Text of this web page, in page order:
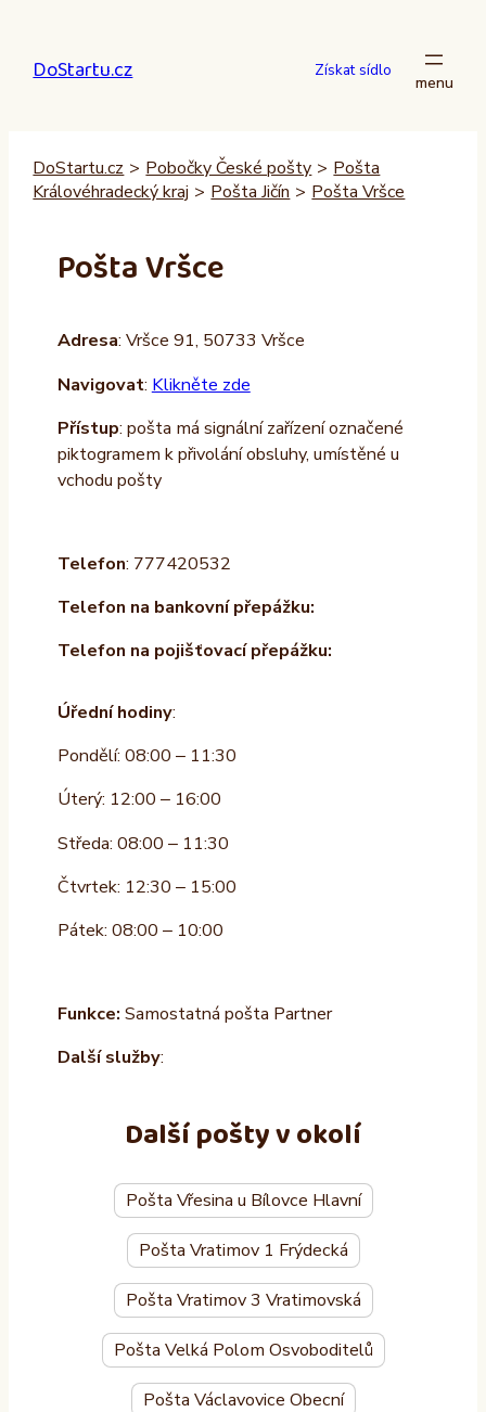
obsah
DoStartu.cz Získat sídlo
DoStartu.cz > Pobočky České pošty > Pošta
Královéhradecký kraj > Pošta Jičín > Pošta Vršce
Pošta Vršce
Adresa: Vršce 91, 50733 Vršce
Navigovat: Klikněte zde
Přístup: pošta má signální zařízení označené
piktogramem k přivolání obsluhy, umístěné u
vchodu pošty
Telefon: 777420532
Telefon na bankovní přepážku:
Telefon na pojišťovací přepážku:
Úřední hodiny:
Pondělí: 08:00 – 11:30
Úterý: 12:00 – 16:00
Středa: 08:00 – 11:30
Čtvrtek: 12:30 – 15:00
Pátek: 08:00 – 10:00
Funkce: Samostatná pošta Partner
Další služby:
Další pošty v okolí
Pošta Vřesina u Bílovce Hlavní
Pošta Vratimov 1 Frýdecká
Pošta Vratimov 3 Vratimovská
Pošta Velká Polom Osvoboditelů
Pošta Václavovice Obecní